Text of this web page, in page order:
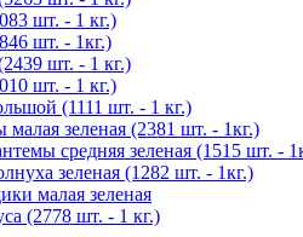
шт. - 1 кг.)
шт. - 1кг.)
шт. - 1 кг.)
шт. - 1 кг.)
(1111 шт. - 1 кг.)
зеленая (2381 шт. - 1кг.)
средняя зеленая (1515 шт. -
зеленая (1282 шт. - 1кг.)
малая зеленая
(2778 шт. - 1 кг.)